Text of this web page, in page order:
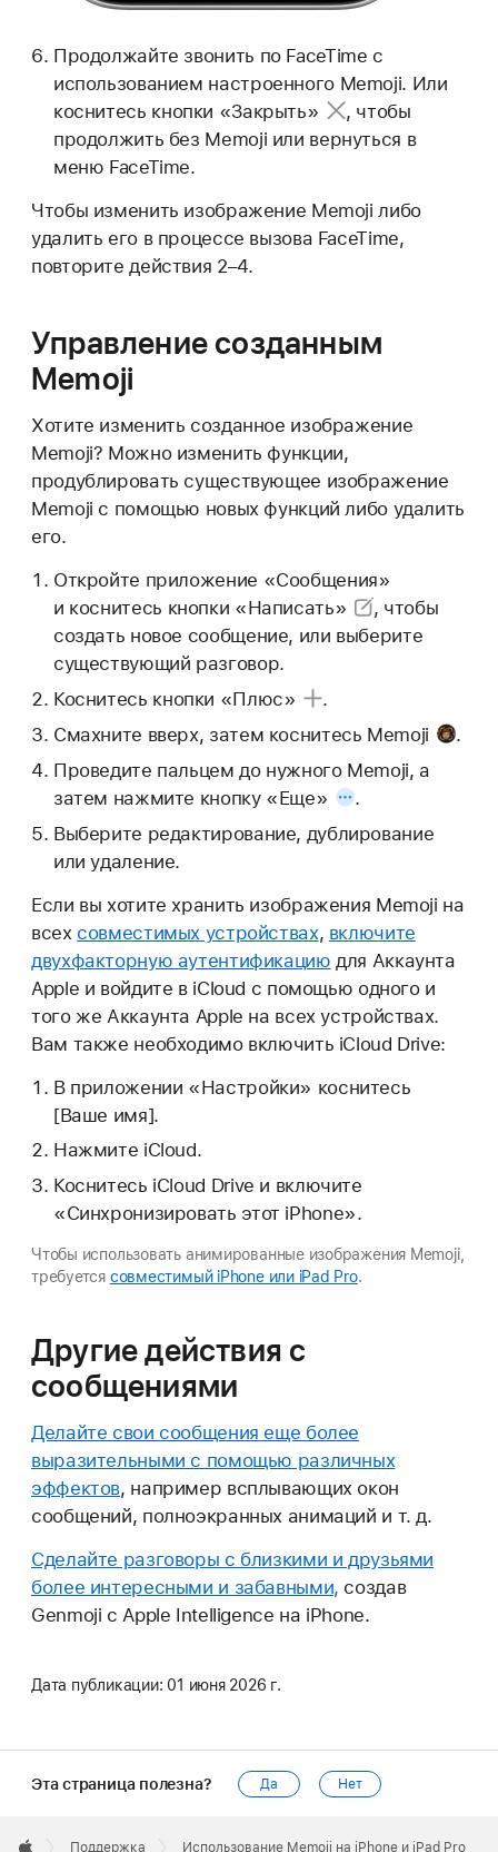
Продолжайте звонить по FaceTime с
использованием настроенного Memoji. Или
коснитесь кнопки «Закрыть»
, чтобы
продолжить без Memoji или вернуться в
меню FaceTime.
Чтобы изменить изображение Memoji либо
удалить его в процессе вызова FaceTime,
повторите действия 2–4.
Управление созданным
Memoji
Хотите изменить созданное изображение
Memoji? Можно изменить функции,
продублировать существующее изображение
Memoji с помощью новых функций либо удалить
его.
Откройте приложение «Сообщения»
и коснитесь кнопки «Написать»
, чтобы
создать новое сообщение, или выберите
существующий разговор.
Коснитесь кнопки «Плюс»
.
Смахните вверх, затем коснитесь Memoji
.
Проведите пальцем до нужного Memoji, а
затем нажмите кнопку «Еще»
.
Выберите редактирование, дублирование
или удаление.
Если вы хотите хранить изображения Memoji на
всех совместимых устройствах, включите
двухфакторную аутентификацию для Аккаунта
Apple и войдите в iCloud с помощью одного и
того же Аккаунта Apple на всех устройствах.
Вам также необходимо включить iCloud Drive:
В приложении «Настройки» коснитесь
[Ваше имя].
Нажмите iCloud.
Коснитесь iCloud Drive и включите
«Синхронизировать этот iPhone».
Чтобы использовать анимированные изображения Memoji,
требуется совместимый iPhone или iPad Pro.
Другие действия с
сообщениями
Делайте свои сообщения еще более
выразительными с помощью различных
эффектов, например всплывающих окон
сообщений, полноэкранных анимаций и т. д.
Сделайте разговоры с близкими и друзьями
более интересными и забавными, создав
Genmoji с Apple Intelligence на iPhone.
Дата публикации: 01 июня 2026 г.
Эта страница полезна? Да Нет
Footer
 Поддержка Использование Memoji на iPhone и iPad Pro